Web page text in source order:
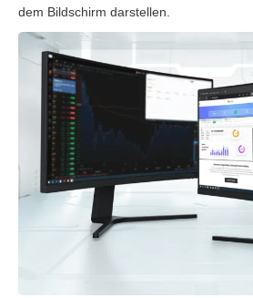
dem Bildschirm darstellen.